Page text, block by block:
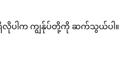
ရှိလိုပါက ကျွန်ုပ်တို့ကို ဆက်သွယ်ပါ။